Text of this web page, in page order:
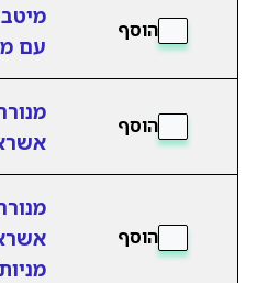
הוסף
עם
הוסף
הוסף